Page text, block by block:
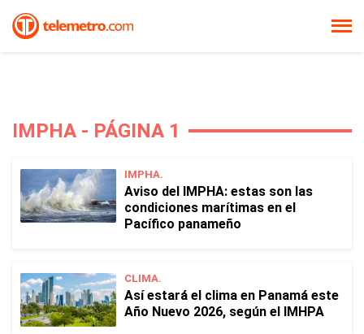
IMPHA - PÁGINA 1
IMPHA.
Aviso del IMPHA: estas son las
condiciones marítimas en el
Pacífico panameño
CLIMA.
Así estará el clima en Panamá este
Año Nuevo 2026, según el IMHPA